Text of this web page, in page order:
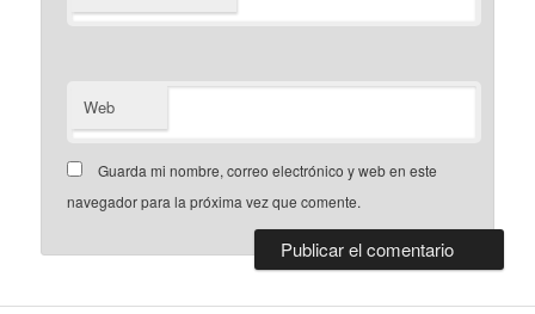
Web
Guarda mi nombre, correo electrónico y web en este
navegador para la próxima vez que comente.